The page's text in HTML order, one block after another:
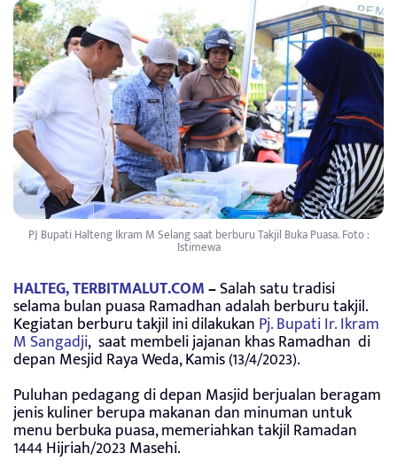
PJ Bupati Halteng Ikram M Selang saat berburu Takjil Buka Puasa. Foto :
Istimewa
HALTEG, TERBITMALUT.COM–Salah satu tradisi
selama bulan puasa Ramadhan adalah berburu takjil.
Kegiatan berburu takjil ini dilakukan Pj. Bupati Ir. Ikram
M Sangadji, saat membeli jajanan khas Ramadhan di
depan Mesjid Raya Weda, Kamis (13/4/2023).
Puluhan pedagang di depan Masjid berjualan beragam
jenis kuliner berupa makanan dan minuman untuk
menu berbuka puasa, memeriahkan takjil Ramadan
1444 Hijriah/2023 Masehi.